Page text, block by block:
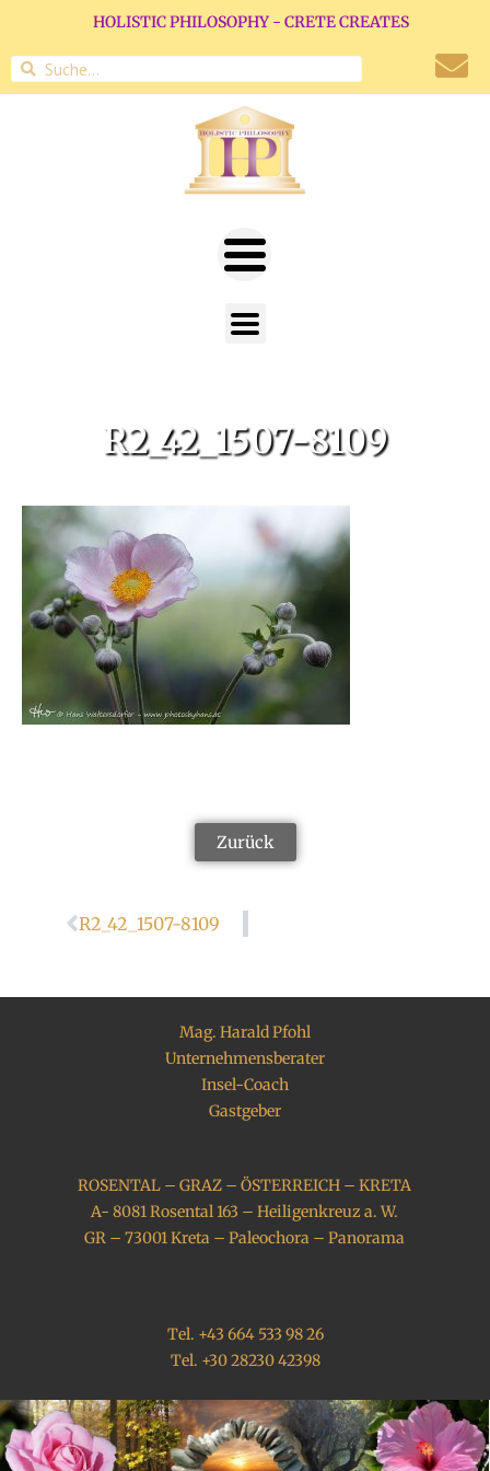
HOLISTIC PHILOSOPHY - CRETE CREATES
R2_42_1507-8109
Zurück
R2_42_1507-8109
Mag. Harald Pfohl
Unternehmensberater
Insel-Coach
Gastgeber
ROSENTAL – GRAZ – ÖSTERREICH – KRETA
A- 8081 Rosental 163 – Heiligenkreuz a. W.
GR – 73001 Kreta – Paleochora – Panorama
Tel. +43 664 533 98 26
Tel. +30 28230 42398